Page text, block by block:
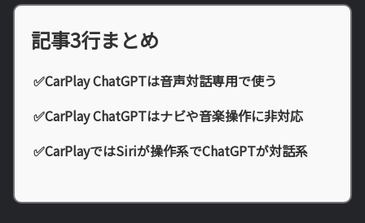
記事3行まとめ
✅CarPlay ChatGPTは音声対話専用で使う
✅CarPlay ChatGPTはナビや音楽操作に非対応
✅CarPlayではSiriが操作系でChatGPTが対話系